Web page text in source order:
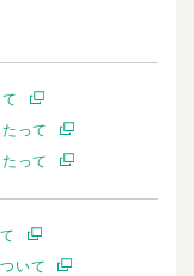
って
って
いて